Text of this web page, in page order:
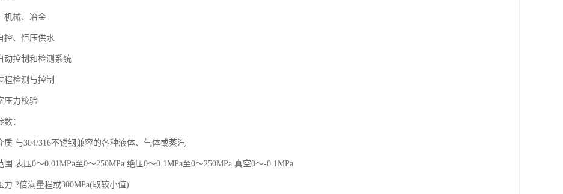
机械、冶金
控、恒压供水
动控制和检测系统
程检测与控制
压力校验
：
质 与304/316不锈钢兼容的各种液体、气体或蒸汽
围 表压0～0.01MPa至0～250MPa 绝压0～0.1MPa至0～250MPa 真空0～-0.1MPa
力 2倍满量程或300MPa(取较小值)